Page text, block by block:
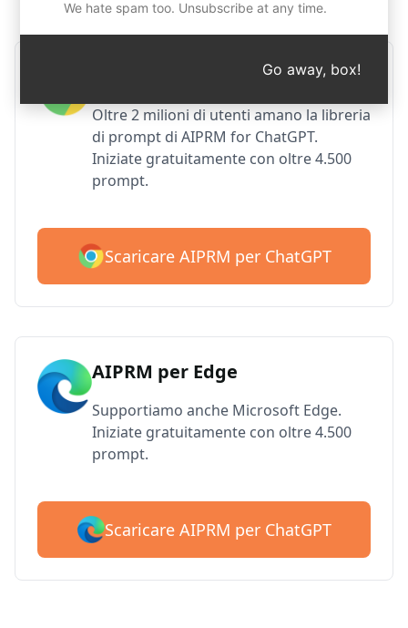
AIPRM per Google Chrome
Oltre 2 milioni di utenti amano la libreria
di prompt di AIPRM for ChatGPT.
Iniziate gratuitamente con oltre 4.500
prompt.
Scaricare AIPRM per ChatGPT
AIPRM per Edge
Supportiamo anche Microsoft Edge.
Iniziate gratuitamente con oltre 4.500
prompt.
Scaricare AIPRM per ChatGPT
We hate spam too. Unsubscribe at any time.
Go away, box!